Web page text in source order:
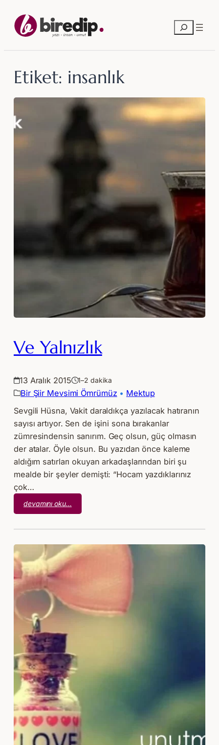
geç
Ara
Etiket: insanlık
Ve Yalnızlık
13 Aralık 2015 1–2 dakika
Bir Şiir Mevsimi Ömrümüz • Mektup
Sevgili Hüsna, Vakit daraldıkça yazılacak hatıranın
sayısı artıyor. Sen de işini sona bırakanlar
zümresindensin sanırım. Geç olsun, güç olmasın
der atalar. Öyle olsun. Bu yazıdan önce kaleme
aldığım satırları okuyan arkadaşlarından biri şu
mealde bir şeyler demişti: “Hocam yazdıklarınız
çok…
devamını oku…
Ve